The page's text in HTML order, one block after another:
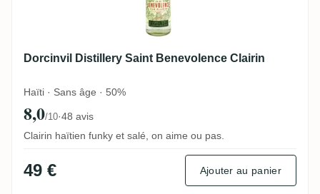
Dorcinvil Distillery Saint Benevolence Clairin
Haïti · Sans âge · 50%
8,0/10·48 avis
Clairin haïtien funky et salé, on aime ou pas.
49 € Ajouter au panier